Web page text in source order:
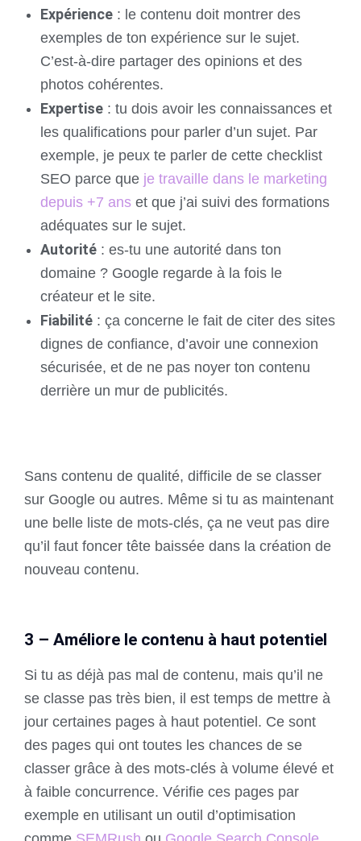
Expérience : le contenu doit montrer des
exemples de ton expérience sur le sujet.
C’est-à-dire partager des opinions et des
photos cohérentes.
Expertise : tu dois avoir les connaissances et
les qualifications pour parler d’un sujet. Par
exemple, je peux te parler de cette checklist
SEO parce que je travaille dans le marketing
depuis +7 ans et que j’ai suivi des formations
adéquates sur le sujet.
Autorité : es-tu une autorité dans ton
domaine ? Google regarde à la fois le
créateur et le site.
Fiabilité : ça concerne le fait de citer des sites
dignes de confiance, d’avoir une connexion
sécurisée, et de ne pas noyer ton contenu
derrière un mur de publicités.
Sans contenu de qualité, difficile de se classer
sur Google ou autres. Même si tu as maintenant
une belle liste de mots-clés, ça ne veut pas dire
qu’il faut foncer tête baissée dans la création de
nouveau contenu.
3 – Améliore le contenu à haut potentiel
Si tu as déjà pas mal de contenu, mais qu’il ne
se classe pas très bien, il est temps de mettre à
jour certaines pages à haut potentiel. Ce sont
des pages qui ont toutes les chances de se
classer grâce à des mots-clés à volume élevé et
à faible concurrence. Vérifie ces pages par
exemple en utilisant un outil d’optimisation